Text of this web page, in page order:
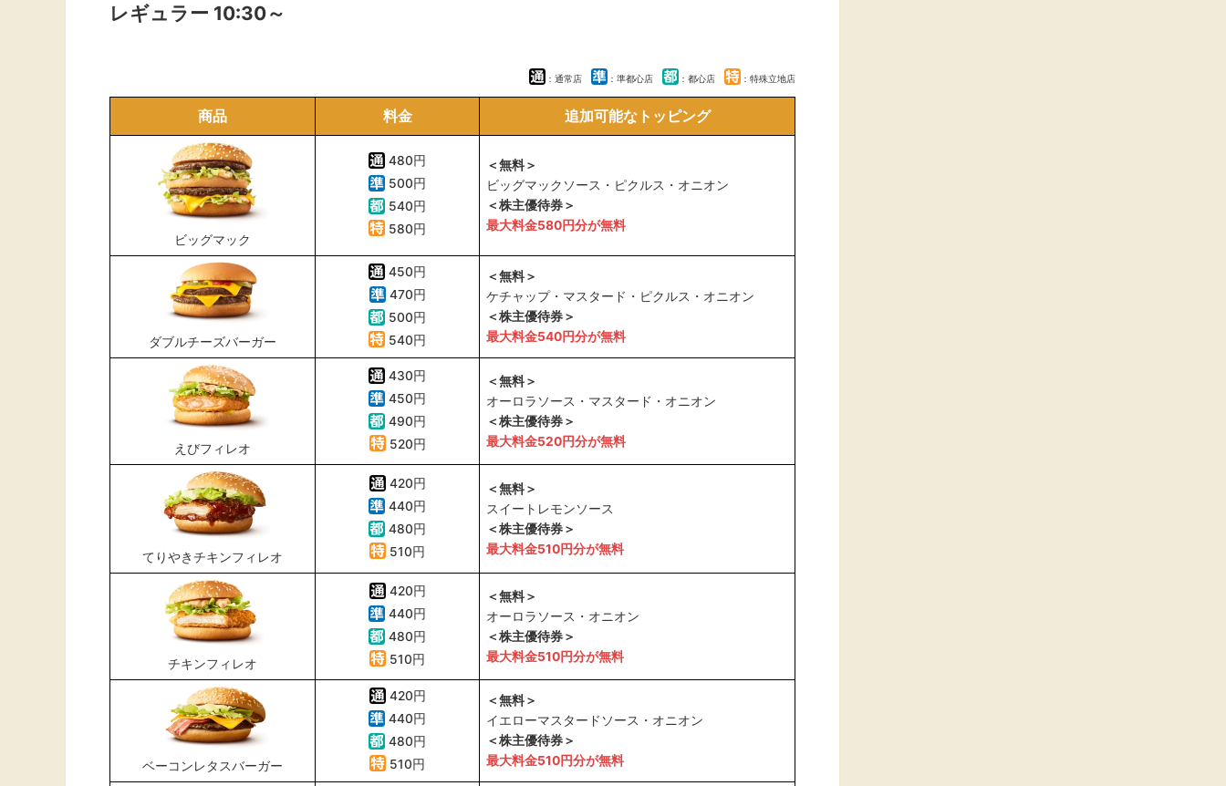
レギュラー 10:30～
：通常店 ：準都心店 ：都心店 ：特殊立地店
商品 料金 追加可能なトッピング
ビッグマック
480円
500円
540円
580円
＜無料＞
ビッグマックソース・ピクルス・オニオン
＜株主優待券＞
最大料金580円分が無料
ダブルチーズバーガー
450円
470円
500円
540円
＜無料＞
ケチャップ・マスタード・ピクルス・オニオン
＜株主優待券＞
最大料金540円分が無料
えびフィレオ
430円
450円
490円
520円
＜無料＞
オーロラソース・マスタード・オニオン
＜株主優待券＞
最大料金520円分が無料
てりやきチキンフィレオ
420円
440円
480円
510円
＜無料＞
スイートレモンソース
＜株主優待券＞
最大料金510円分が無料
チキンフィレオ
420円
440円
480円
510円
＜無料＞
オーロラソース・オニオン
＜株主優待券＞
最大料金510円分が無料
ベーコンレタスバーガー
420円
440円
480円
510円
＜無料＞
イエローマスタードソース・オニオン
＜株主優待券＞
最大料金510円分が無料